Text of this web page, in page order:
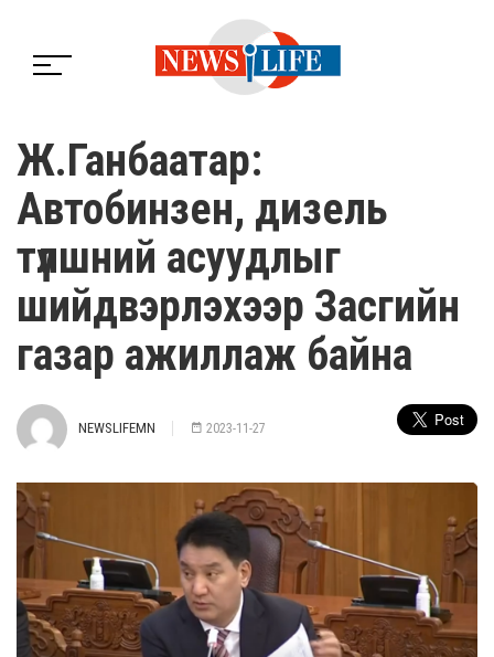
Ж.Ганбаатар:
Автобинзен, дизель
түлшний асуудлыг
шийдвэрлэхээр Засгийн
газар ажиллаж байна
NEWSLIFEMN 2023-11-27